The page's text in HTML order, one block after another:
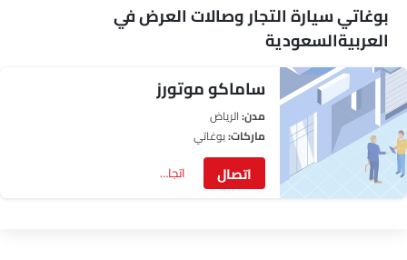
بوغاتي سيارة التجار وصالات العرض في
العربيةالسعودية
ساماكو موتورز
مدن:الرياض‎
ماركات:بوغاتي
اتصال اتجاهات